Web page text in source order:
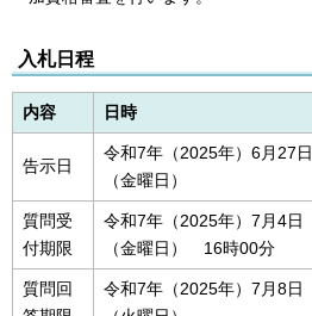
入札日程
内容 日時
告示日
令和7年（2025年）6月27日
（金曜日）
質問受
付期限
令和7年（2025年）7月4日
（金曜日） 16時00分
質問回
令和7年（2025年）7月8日